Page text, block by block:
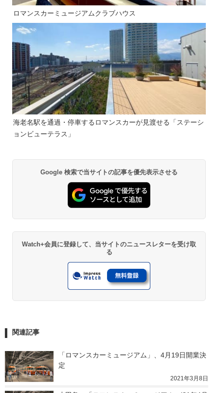
ロマンスカーミュージアムクラブハウス
海老名駅を通過・停車するロマンスカーが見渡せる「ステーシ
ョンビューテラス」
Google 検索で当サイトの記事を優先表示させる
Watch+会員に登録して、当サイトのニュースレターを受け取
る
関連記事
「ロマンスカーミュージアム」、4月19日開業決
定
2021年3月8日